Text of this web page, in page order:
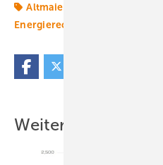
Altmaier
Energierecht
Weitere Inhalte